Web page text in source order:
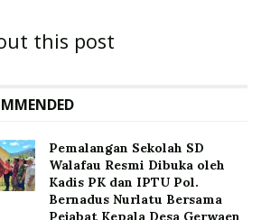
this post
Pemalangan Sekolah SD
Walafau Resmi Dibuka oleh
Kadis PK dan IPTU Pol.
Bernadus Nurlatu Bersama
Pejabat Kepala Desa Gerwaen